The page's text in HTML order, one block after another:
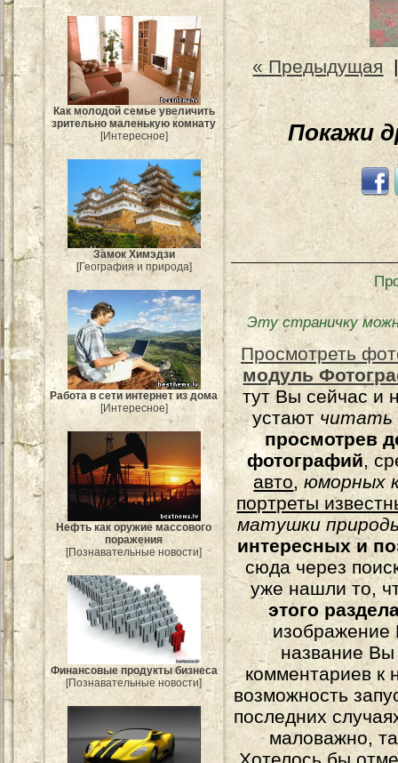
Как молодой семье увеличить
зрительно маленькую комнату
[Интересное]
Замок Химэдзи
[География и природа]
Работа в сети интернет из дома
[Интересное]
Нефть как оружие массового
поражения
[Познавательные новости]
Финансовые продукты бизнеса
[Познавательные новости]
« Предыдущая
Покажи
Эту страничку
Просмотреть
модуль
тут Вы сейчас и
устают читать
просмотрев
фотографий,
авто,юморных
портреты
матушки
интересных и
сюда через
уже нашли то,
этого
изображение
название
комментариев к
возможность
последних
маловажно,